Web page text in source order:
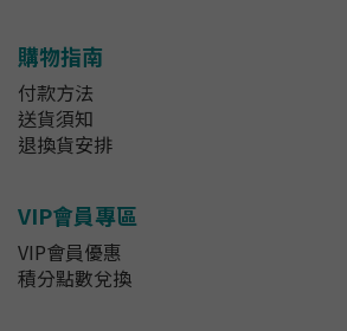
購物指南
付款方法
送貨須知
退換貨安排
VIP會員專區
VIP會員優惠
積分點數兌換